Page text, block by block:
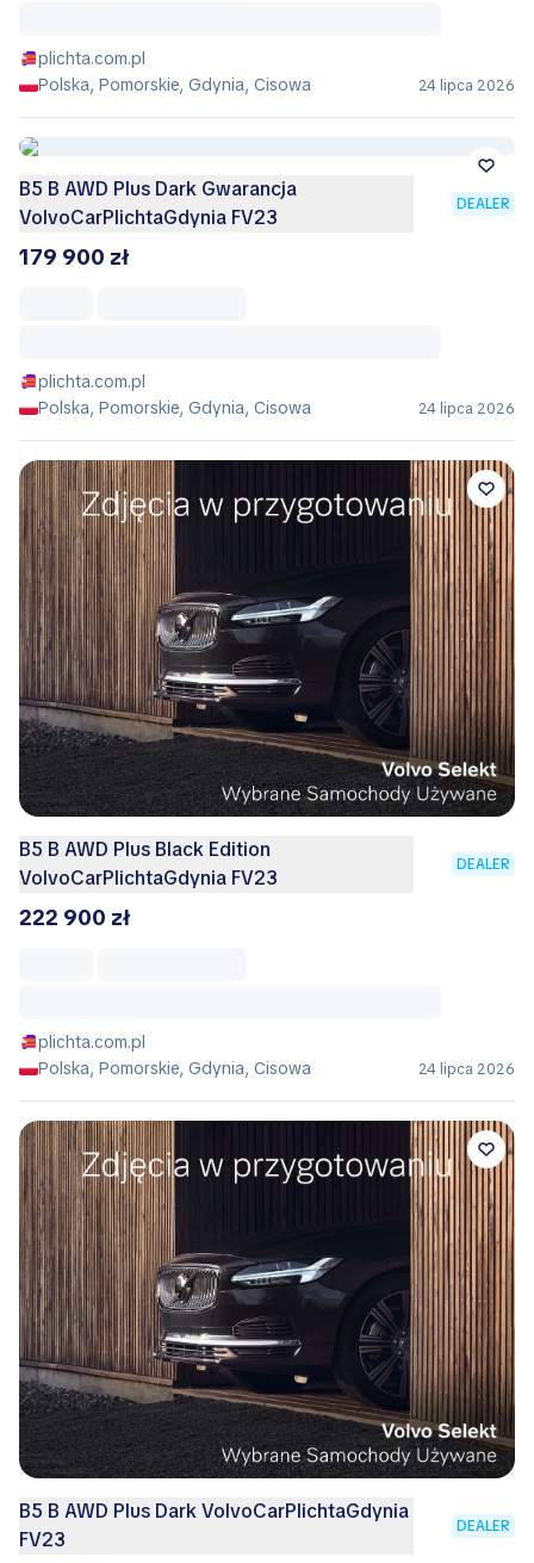
plichta.com.pl
Polska, Pomorskie, Gdynia, Cisowa
24 lipca 2026
B5 B AWD Plus Dark Gwarancja
VolvoCarPlichtaGdynia FV23
DEALER
179 900 zł
plichta.com.pl
Polska, Pomorskie, Gdynia, Cisowa
24 lipca 2026
B5 B AWD Plus Black Edition
VolvoCarPlichtaGdynia FV23
DEALER
222 900 zł
plichta.com.pl
Polska, Pomorskie, Gdynia, Cisowa
24 lipca 2026
B5 B AWD Plus Dark VolvoCarPlichtaGdynia
FV23
DEALER